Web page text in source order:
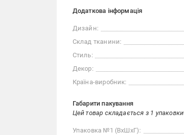
Додаткова інформація
Дизайн:
Склад тканини:
Стиль:
Декор:
Країна-виробник:
Габарити пакування
Цей товар складається з 1 упаковки
Упаковка №1 (ВхШхГ):